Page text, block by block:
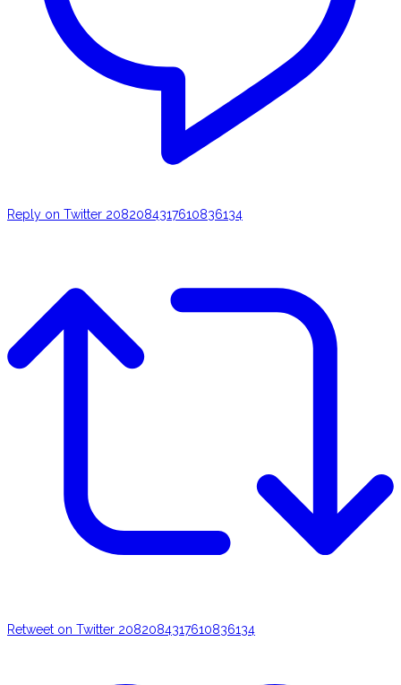
Reply on Twitter 2082084317610836134
Retweet on Twitter 2082084317610836134